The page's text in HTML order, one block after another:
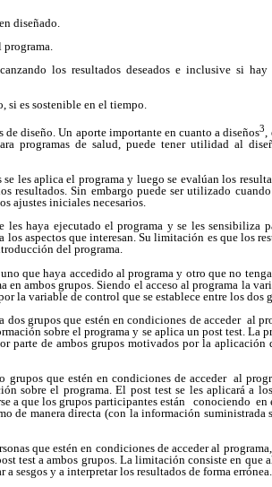
diseñado.
programa.
los resultados deseados e inclusive si hay
si es sostenible en el tiempo.
de diseño. Un aporte importante en cuanto a diseños3
programas de salud, puede tener utilidad al
se les aplica el programa y luego se evalúan los
resultados. Sin embargo puede ser utilizado cuando
ajustes iniciales necesarios.
les haya ejecutado el programa y se les sensibiliza
los aspectos que interesan. Su limitación es que los
del programa.
que haya accedido al programa y otro que no tenga
en ambos grupos. Siendo el acceso al programa la
la variable de control que se establece entre los dos
grupos que estén en condiciones de acceder al
sobre el programa y se aplica un post test. La
parte de ambos grupos motivados por la aplicación
grupos que estén en condiciones de acceder al
sobre el programa. El post test se les aplicará a
a que los grupos participantes están conociendo en
de manera directa (con la información suministrada
que estén en condiciones de acceder al
test a ambos grupos. La limitación consiste en que
sesgos y a interpretar los resultados de forma errónea.